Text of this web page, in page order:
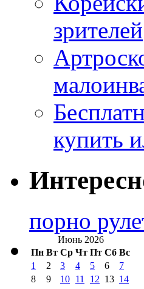
зрителей
купить
порно
Июнь 2026
Пн Вт Ср Чт Пт Сб Вс
1 2 3 4 5 6
7
8
9 10 11 12 13 14